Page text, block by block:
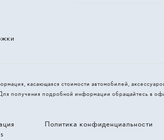
касающаяся стоимости автомобилей,
получения подробной информации обращайтесь в
Политика конфиденциальности